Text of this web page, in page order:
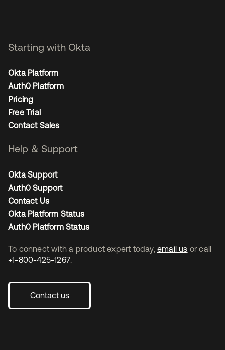
To connect with a product expert today, email us
or call
+1-800-425-1267.
Contact us
Starting with Okta
Okta Platform
Auth0 Platform
Pricing
Free Trial
Contact Sales
Help & Support
Okta Support
Auth0 Support
Contact Us
Okta Platform Status
Auth0 Platform Status